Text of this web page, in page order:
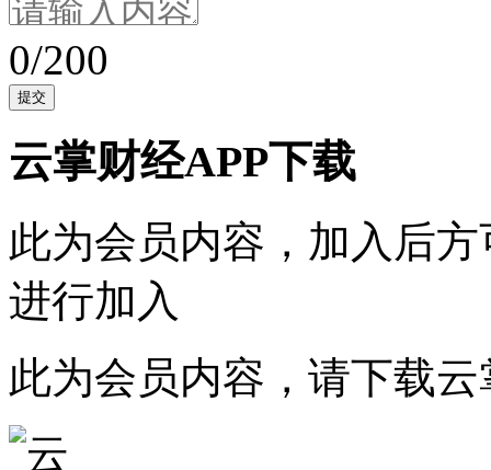
0/200
提交
云掌财经APP下载
此为会员内容，加入后
进行加入
此为会员内容，请下载云